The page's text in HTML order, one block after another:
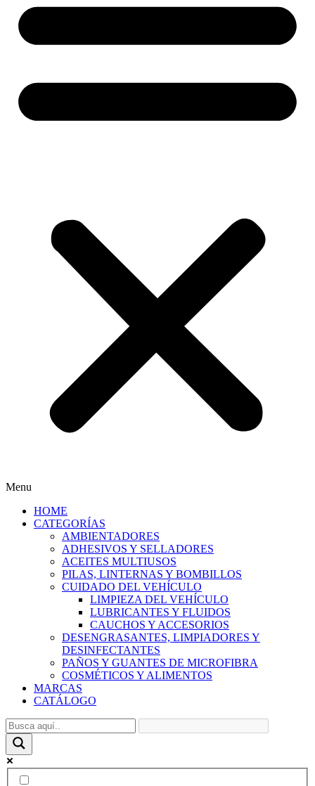
Menu
HOME
CATEGORÍAS
AMBIENTADORES
ADHESIVOS Y SELLADORES
ACEITES MULTIUSOS
PILAS, LINTERNAS Y BOMBILLOS
CUIDADO DEL VEHÍCULO
LIMPIEZA DEL VEHÍCULO
LUBRICANTES Y FLUIDOS
CAUCHOS Y ACCESORIOS
DESENGRASANTES, LIMPIADORES Y
DESINFECTANTES
PAÑOS Y GUANTES DE MICROFIBRA
COSMÉTICOS Y ALIMENTOS
MARCAS
CATÁLOGO